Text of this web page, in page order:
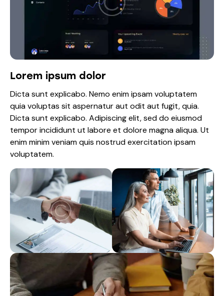
Lorem ipsum dolor
Dicta sunt explicabo. Nemo enim ipsam voluptatem
quia voluptas sit aspernatur aut odit aut fugit, quia.
Dicta sunt explicabo. Adipiscing elit, sed do eiusmod
tempor incididunt ut labore et dolore magna aliqua. Ut
enim minim veniam quis nostrud exercitation ipsam
voluptatem.